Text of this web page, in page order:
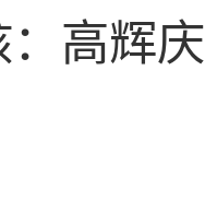
：高辉庆